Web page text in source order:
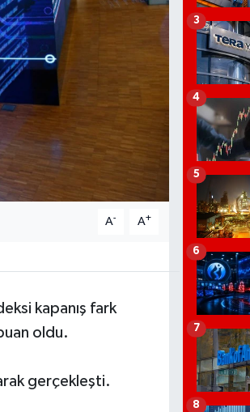
A- A+
kapanış fark
oldu.
gerçekleşti.
3
4
5
6
7
8